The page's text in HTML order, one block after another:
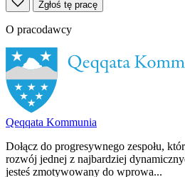
Zgłoś tę pracę
O pracodawcy
Qeqqata Kommunia
Dołącz do progresywnego zespołu,
rozwój jednej z najbardziej
jesteś zmotywowany do wprowa...